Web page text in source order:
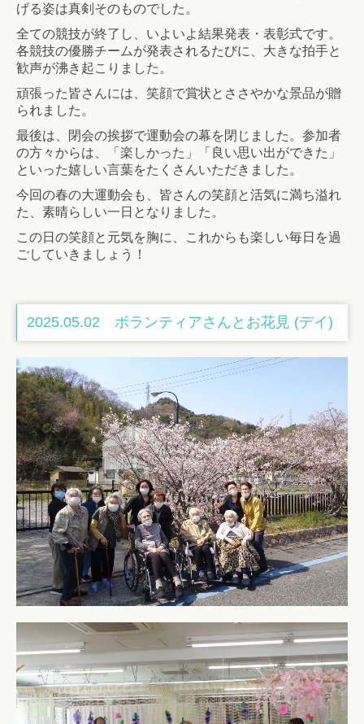
げる姿は真剣そのものでした。
全ての競技が終了し、いよいよ結果発表・表彰式です。
各競技の優勝チームが発表されるたびに、大きな拍手と
歓声が沸き起こりました。
頑張った皆さんには、笑顔で賞状とささやかな景品が贈
られました。
最後は、閉会の挨拶で運動会の幕を閉じました。参加者
の方々からは、「楽しかった」「良い思い出ができた」
といった嬉しい言葉をたくさんいただきました。
今回の春の大運動会も、皆さんの笑顔と活気に満ち溢れ
た、素晴らしい一日となりました。
この日の笑顔と元気を胸に、これからも楽しい毎日を過
ごしていきましょう！
2025.05.02 ボランティアさんとお花見 (デイ)